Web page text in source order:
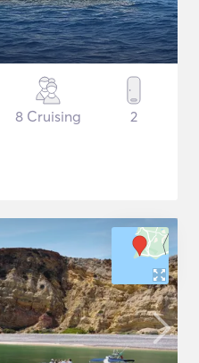
8 Cruising 2